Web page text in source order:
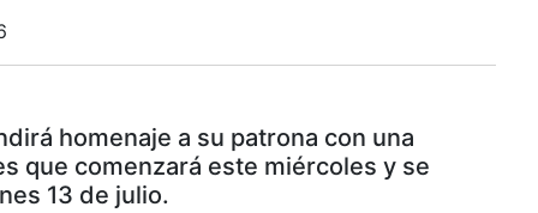
homenaje a su patrona con una
que comenzará este miércoles y se
13 de julio.